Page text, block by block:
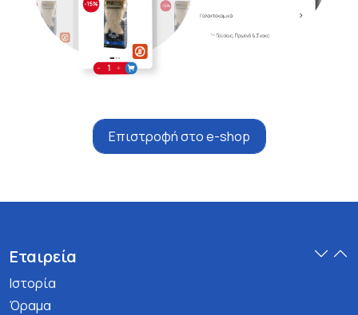
Επιστροφή στο e-shop
Εταιρεία
Ιστορία
Όραμα